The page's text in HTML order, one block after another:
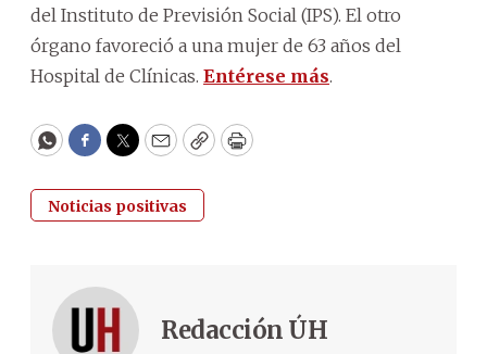
del Instituto de Previsión Social (IPS). El otro
órgano favoreció a una mujer de 63 años del
Hospital de Clínicas. Entérese más.
WhatsApp
Facebook
Twitter
EmailCopyPrint
Noticias positivas
Redacción ÚH